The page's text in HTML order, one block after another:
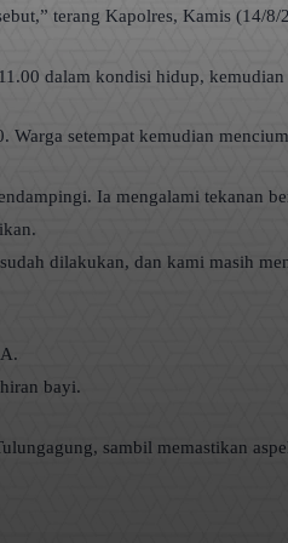
terang Kapolres, Kamis (14/8/
dalam kondisi hidup,
setempat kemudian
Ia mengalami tekanan
dilakukan, dan kami masih
bayi.
sambil memastikan